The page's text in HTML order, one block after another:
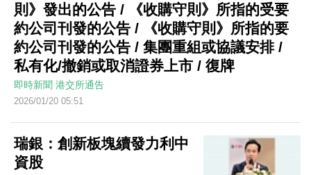
則》發出的公告 / 《收購守則》所指的受要
約公司刊發的公告 / 《收購守則》所指的要
約公司刊發的公告 / 集團重組或協議安排 /
私有化/撤銷或取消證券上市 / 復牌
即時新聞 港交所通告
2026/01/20 05:51
瑞銀：創新板塊續發力利中
資股